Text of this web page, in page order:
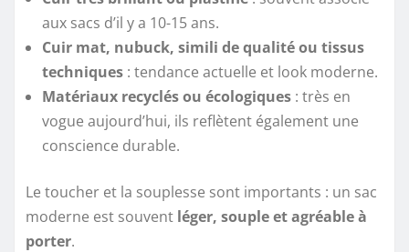
aux sacs d’il y a 10-15 ans.
Cuir mat, nubuck, simili de qualité ou tissus
techniques : tendance actuelle et look moderne.
Matériaux recyclés ou écologiques : très en
vogue aujourd’hui, ils reflètent également une
conscience durable.
Le toucher et la souplesse sont importants : un sac
moderne est souvent léger, souple et agréable à
porter.